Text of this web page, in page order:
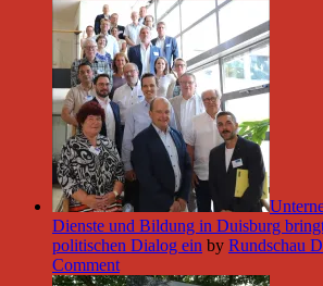
Dienste und Bildung in Duisburg
politischen Dialog ein by Rundschau
Comment